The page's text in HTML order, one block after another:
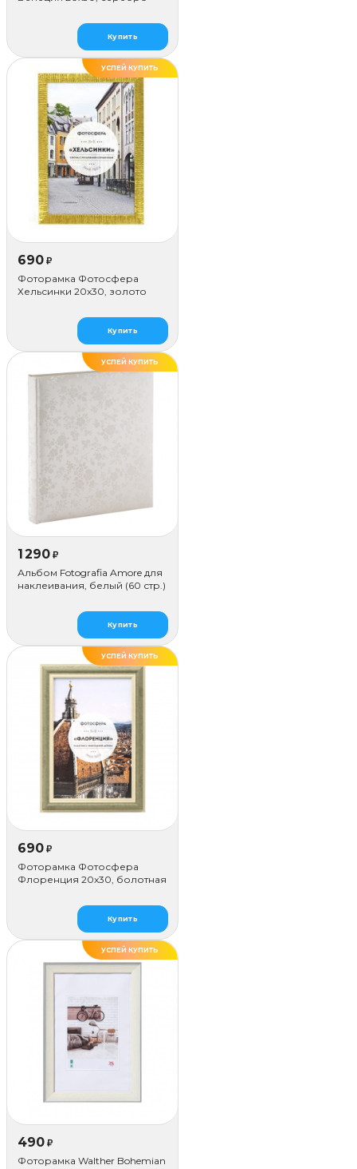
Купить
УСПЕЙ КУПИТЬ
ДЕЛАЕМ САМИ
690 ₽
Фоторамка Фотосфера
Хельсинки 20x30, золото
Купить
УСПЕЙ КУПИТЬ
1 290 ₽
Альбом Fotografia Amore для
наклеивания, белый (60 стр.)
Купить
УСПЕЙ КУПИТЬ
ДЕЛАЕМ САМИ
690 ₽
Фоторамка Фотосфера
Флоренция 20x30, болотная
Купить
УСПЕЙ КУПИТЬ
490 ₽
Фоторамка Walther Bohemian